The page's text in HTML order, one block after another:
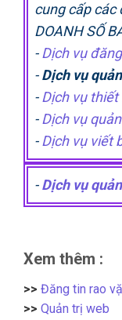
cung cấp các
DOANH SỐ
-Dịch vụ
-Dịch vụ
-Dịch vụ
-Dịch vụ
-Dịch vụ viết
-Dịch vụ
Xem thêm :
>> Đăng tin rao
>> Quản trị web